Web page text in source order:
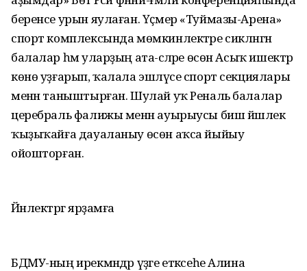
беренсе урын яулаған. Үҫмер «Туймазы-Арена»
спорт комплексында мөмкинлектәре сикләнгән
балалар һәм уларҙың ата-әсәләре өсөн Асыҡ ишектәр
көнө уҙғарып, ҡалала эшләүсе спорт секциялары
менән таныштырған. Шулай уҡ Реналь балалар
церебраль фалижы менән ауырыусы биш йәшлек
ҡыҙыҡайға дауаланыу өсөн аҡса йыйыу
ойошторған.
Йәнлектәргә ярҙамға
БДМУ-ның ирекмәндәр үҙәге етәксеһе Алина